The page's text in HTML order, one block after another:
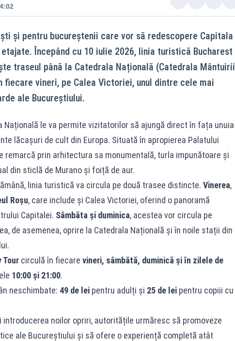
și pentru bucureștenii care vor să redescopere Capitala
Începând cu 10 iulie 2026, linia turistică Bucharest
traseul până la Catedrala Națională (Catedrala Mântuirii
fiecare vineri, pe Calea Victoriei, unul dintre cele mai
ale Bucureștiului.
Națională le va permite vizitatorilor să ajungă direct în fața unuia
lăcașuri de cult din Europa. Situată în apropierea Palatului
remarcă prin arhitectura sa monumentală, turla impunătoare și
din sticlă de Murano și foiță de aur.
linia turistică va circula pe două trasee distincte. Vinerea,
Roșu, care include și Calea Victoriei, oferind o panoramă
Capitalei. Sâmbăta și duminica, acestea vor circula pe
de asemenea, oprire la Catedrala Națională și în noile stații din
Tourcirculă în fiecare vineri, sâmbătă, duminică și în zilele de
10:00 și 21:00.
neschimbate: 49 de leipentru adulți și 25 de leipentru copiii cu
noilor opriri, autoritățile urmăresc să promoveze
ale Bucureștiului și să ofere o experiență completă atât